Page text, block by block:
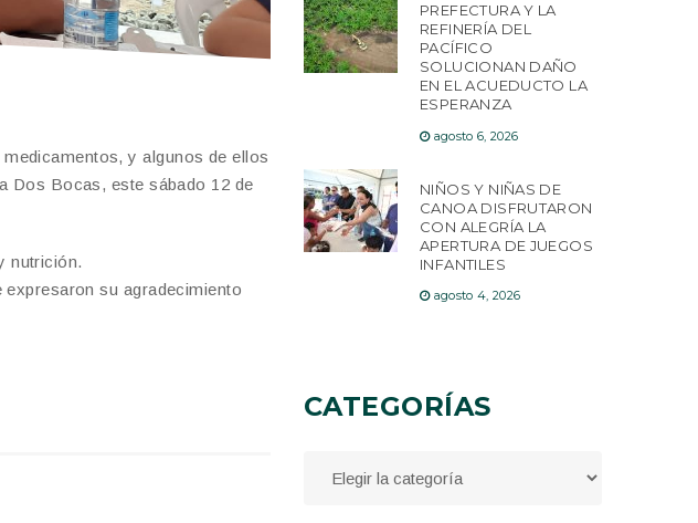
y algunos de ellos
Dos Bocas, este sábado 12 de
nutrición.
su agradecimiento
PREFECTURA Y LA
REFINERÍA DEL
PACÍFICO
SOLUCIONAN DAÑO
EN EL ACUEDUCTO LA
ESPERANZA
agosto 6, 2026
NIÑOS Y NIÑAS DE
CANOA DISFRUTARON
CON ALEGRÍA LA
APERTURA DE JUEGOS
INFANTILES
agosto 4, 2026
CATEGORÍAS